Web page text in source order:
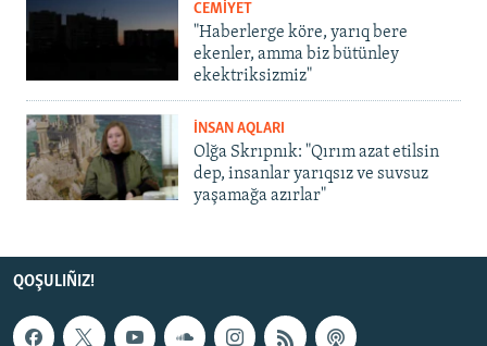
CEMİYET
"Haberlerge köre, yarıq bere
ekenler, amma biz bütünley
ekektriksizmiz"
İNSAN AQLARI
Olğa Skrıpnık: "Qırım azat etilsin
dep, insanlar yarıqsız ve suvsuz
yaşamağa azırlar"
QOŞULIÑIZ!